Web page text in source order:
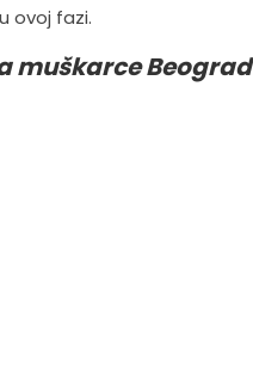
ovoj fazi.
muškarce Beograd